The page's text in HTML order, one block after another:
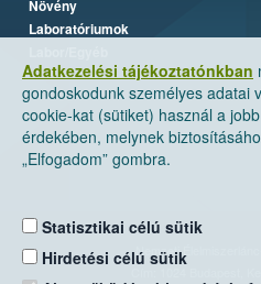
Adatkezelési tájékoztatónkban
gondoskodunk személyes adatai
cookie-kat (sütiket) használ a
érdekében, melynek
„Elfogadom” gombra.
Statisztikai célú sütik
Hirdetési célú sütik
Növény
Laboratóriumok
Nemzeti